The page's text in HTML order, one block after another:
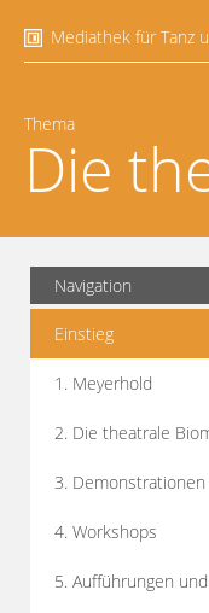
Mediathek für Tanz
Thema
Die
Navigation
Einstieg
1. Meyerhold
2. Die theatrale
3. Demonstrationen
4. Workshops
5. Aufführungen